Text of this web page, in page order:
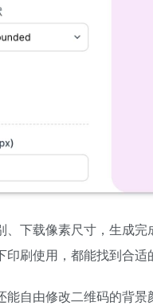
下载像素尺寸，生成
刷使用，都能找到合适
自由修改二维码的背